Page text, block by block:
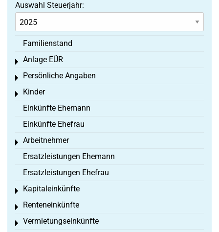
Auswahl Steuerjahr:
Familienstand
Anlage EÜR
Toggle menu
Persönliche Angaben
Toggle menu
Kinder
Toggle menu
Einkünfte Ehemann
Einkünfte Ehefrau
Arbeitnehmer
Toggle menu
Ersatzleistungen Ehemann
Ersatzleistungen Ehefrau
Kapitaleinkünfte
Toggle menu
Renteneinkünfte
Toggle menu
Vermietungseinkünfte
Toggle menu